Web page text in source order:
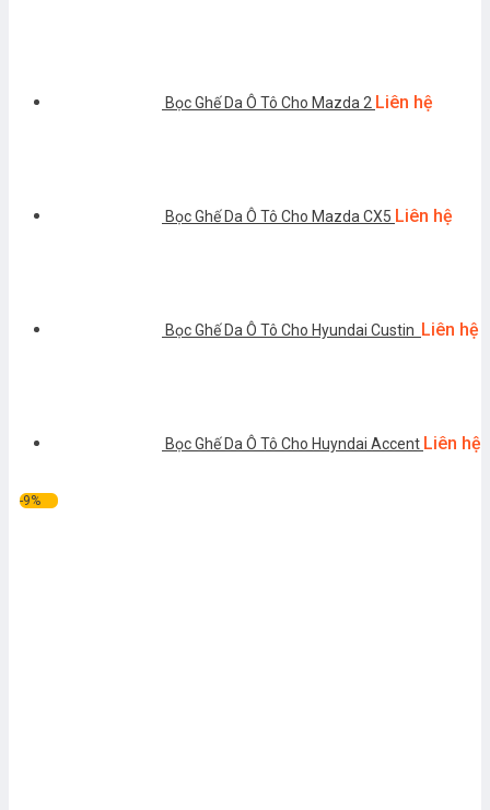
Bọc Ghế Da Ô Tô Cho Mazda 2 Liên hệ
Bọc Ghế Da Ô Tô Cho Mazda CX5 Liên hệ
Bọc Ghế Da Ô Tô Cho Hyundai Custin Liên hệ
Bọc Ghế Da Ô Tô Cho Huyndai Accent Liên hệ
-9%